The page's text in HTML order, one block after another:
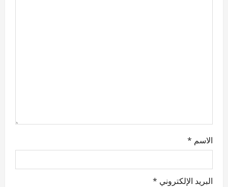
الاسم *
البريد الإلكتروني *